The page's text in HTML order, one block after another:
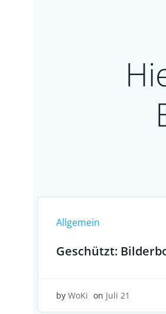
Allgemein
Geschützt:
by WoKi on Juli 21